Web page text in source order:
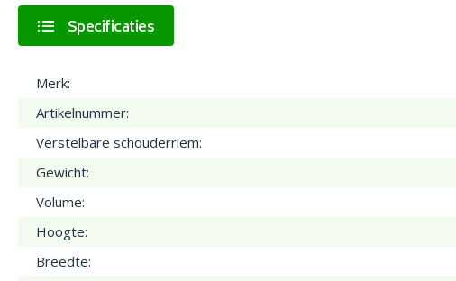
Specificaties
Merk:
Artikelnummer:
Verstelbare schouderriem:
Gewicht:
Volume:
Hoogte:
Breedte: